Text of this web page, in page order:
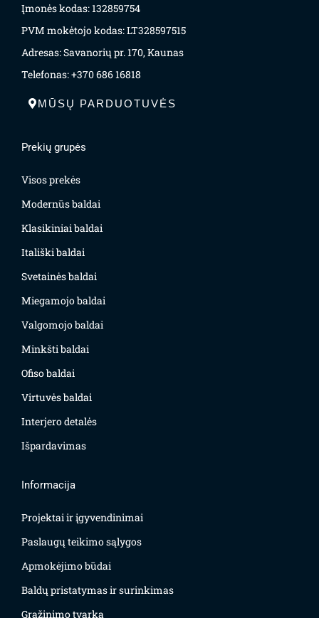
Įmonės kodas: 132859754
PVM mokėtojo kodas: LT328597515
Adresas: Savanorių pr. 170, Kaunas
Telefonas: +370 686 16818
MŪSŲ PARDUOTUVĖS
Prekių grupės
Visos prekės
Modernūs baldai
Klasikiniai baldai
Itališki baldai
Svetainės baldai
Miegamojo baldai
Valgomojo baldai
Minkšti baldai
Ofiso baldai
Virtuvės baldai
Interjero detalės
Išpardavimas
Informacija
Projektai ir įgyvendinimai
Paslaugų teikimo sąlygos
Apmokėjimo būdai
Baldų pristatymas ir surinkimas
Grąžinimo tvarka